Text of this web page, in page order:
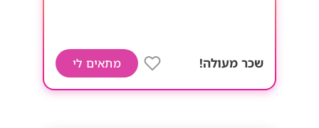
שכר מעולה! מתאים לי